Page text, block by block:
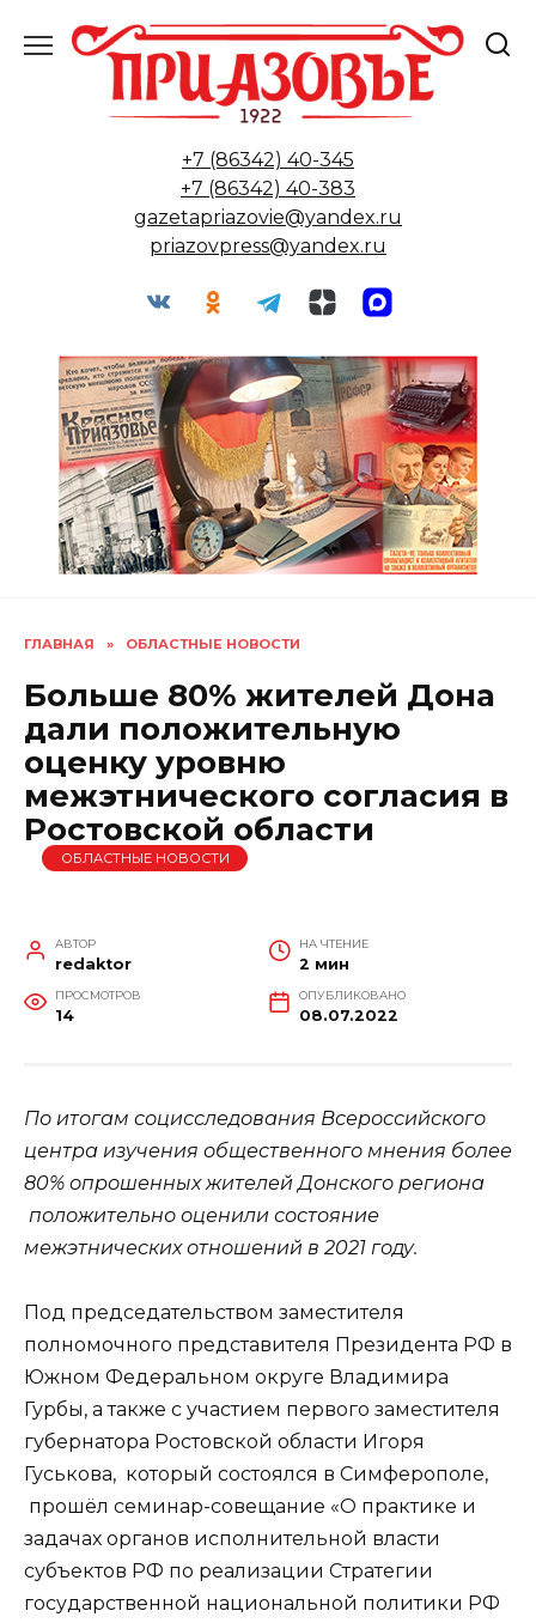
содержанию
+7 (86342) 40-345
+7 (86342) 40-383
gazetapriazovie@yandex.ru
priazovpress@yandex.ru
ГЛАВНАЯ » ОБЛАСТНЫЕ НОВОСТИ
Больше 80% жителей Дона
дали положительную
оценку уровню
межэтнического согласия в
Ростовской области
ОБЛАСТНЫЕ НОВОСТИ
АВТОР
redaktor
НА ЧТЕНИЕ
2 мин
ПРОСМОТРОВ
14
ОПУБЛИКОВАНО
08.07.2022
По итогам социсследования Всероссийского
центра изучения общественного мнения более
80% опрошенных жителей Донского региона
положительно оценили состояние
межэтнических отношений в 2021 году.
Под председательством заместителя
полномочного представителя Президента РФ в
Южном Федеральном округе Владимира
Гурбы, а также с участием первого заместителя
губернатора Ростовской области Игоря
Гуськова, который состоялся в Симферополе,
прошёл семинар-совещание «О практике и
задачах органов исполнительной власти
субъектов РФ по реализации Стратегии
государственной национальной политики РФ